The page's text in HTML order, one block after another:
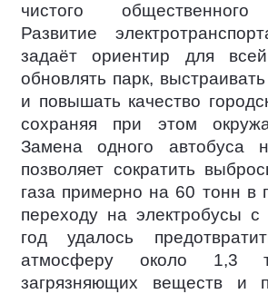
чистого общественного
Развитие
задаёт ориентир для
обновлять парк,
и повышать качество
сохраняя при этом
Замена одного автобуса
позволяет сократить
газа примерно на 60 тонн в
переходу на электробусы
год удалось
атмосферу около 1,3
загрязняющих веществ и